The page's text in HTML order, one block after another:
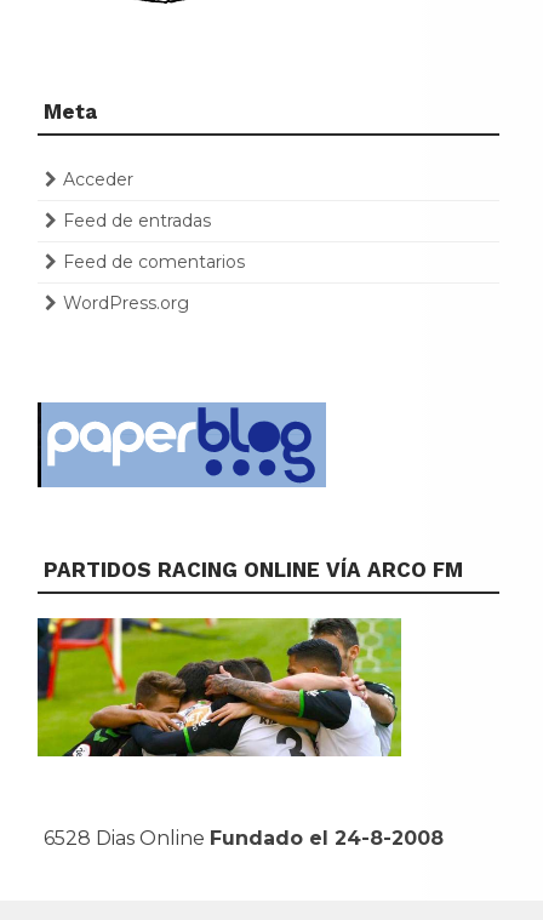
Meta
Acceder
Feed de entradas
Feed de comentarios
WordPress.org
PARTIDOS RACING ONLINE VÍA ARCO FM
6528 Dias Online Fundado el 24-8-2008